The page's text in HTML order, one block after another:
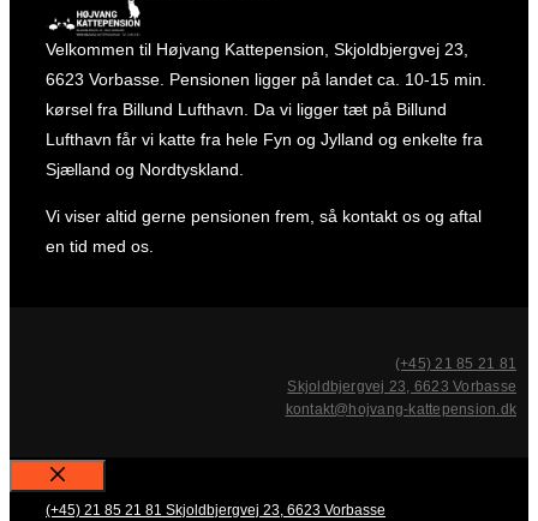
Velkommen til Højvang Kattepension, Skjoldbjergvej 23,
6623 Vorbasse. Pensionen ligger på landet ca. 10-15 min.
kørsel fra Billund Lufthavn. Da vi ligger tæt på Billund
Lufthavn får vi katte fra hele Fyn og Jylland og enkelte fra
Sjælland og Nordtyskland.
Vi viser altid gerne pensionen frem, så kontakt os og aftal
en tid med os.
(+45) 21 85 21 81
Skjoldbjergvej 23, 6623 Vorbasse
kontakt@hojvang-kattepension.dk
Close
(+45) 21 85 21 81 Skjoldbjergvej 23, 6623 Vorbasse